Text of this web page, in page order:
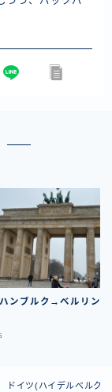
ンブルク→ベルリン)
ドイツ(ハイデルベルク